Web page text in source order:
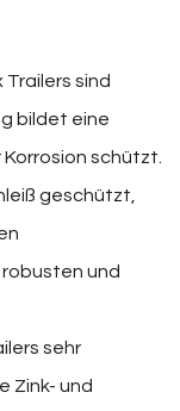
sind
bildet eine
schützt.
geschützt,
und
sehr
Zink- und